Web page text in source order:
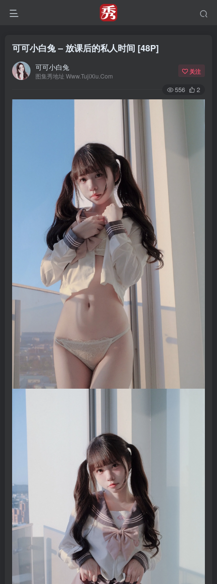
可可小白兔 – 放课后的私人时间 [48P]
可可小白兔
图集秀地址 Www.TujiXiu.Com
关注
556 2